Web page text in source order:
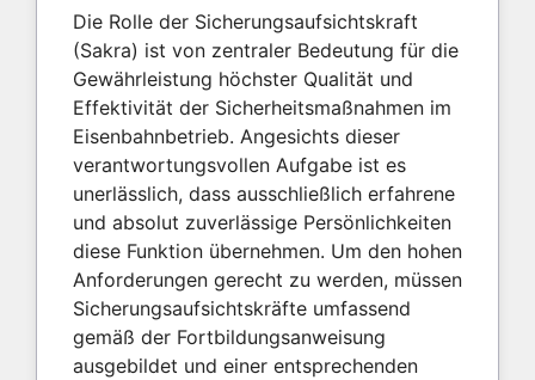
Die Rolle der Sicherungsaufsichtskraft
(Sakra) ist von zentraler Bedeutung für die
Gewährleistung höchster Qualität und
Effektivität der Sicherheitsmaßnahmen im
Eisenbahnbetrieb. Angesichts dieser
verantwortungsvollen Aufgabe ist es
unerlässlich, dass ausschließlich erfahrene
und absolut zuverlässige Persönlichkeiten
diese Funktion übernehmen. Um den hohen
Anforderungen gerecht zu werden, müssen
Sicherungsaufsichtskräfte umfassend
gemäß der Fortbildungsanweisung
ausgebildet und einer entsprechenden